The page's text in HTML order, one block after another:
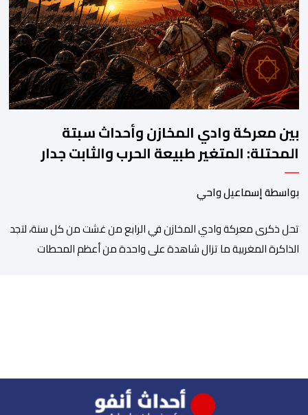
غير مستحق بدعوى ممارسة نشاط مرتبط بالإرشاد السياحي بدون
رخصة، وهي الأفعال الإجرامية التي […]
بين معركة وادي المخازن وأحداث سبتة
المحتلة: المتغير طبيعة الحرب والثابت جدار
الصد الوطني
بواسطة إسماعيل واحي
تحل ذكرى معركة وادي المخازن في الرابع من غشت من كل سنة، لتجد
الذاكرة المغربية ما تزال شاهدة على واحدة من أعظم المحطات